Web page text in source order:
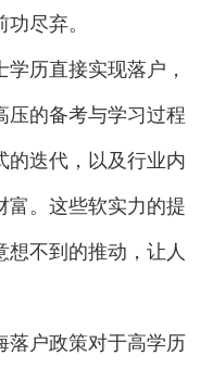
尽弃。
历直接实现落户，
压的备考与学习过程
的迭代，以及行业内
富。这些软实力的提
想不到的推动，让人
户政策对于高学历